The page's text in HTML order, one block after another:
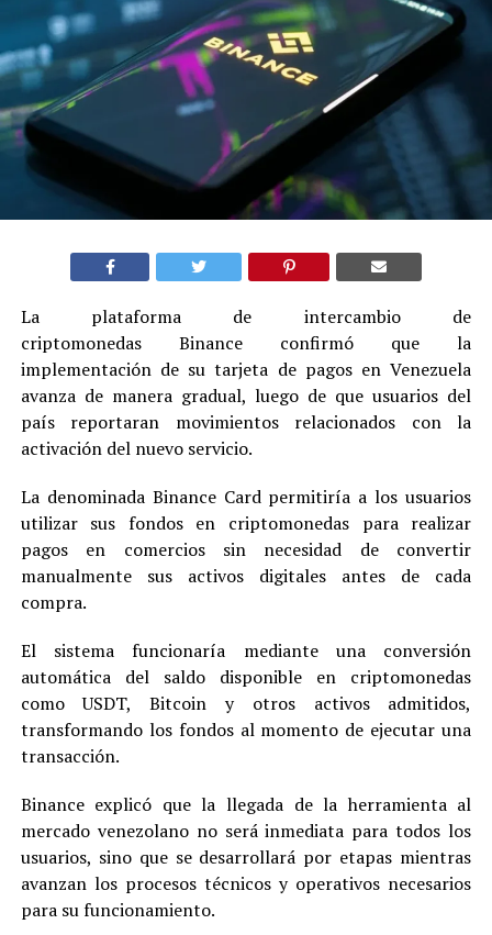
La plataforma de intercambio de
criptomonedas Binance confirmó que la
implementación de su tarjeta de pagos en Venezuela
avanza de manera gradual, luego de que usuarios del
país reportaran movimientos relacionados con la
activación del nuevo servicio.
La denominada Binance Card permitiría a los usuarios
utilizar sus fondos en criptomonedas para realizar
pagos en comercios sin necesidad de convertir
manualmente sus activos digitales antes de cada
compra.
El sistema funcionaría mediante una conversión
automática del saldo disponible en criptomonedas
como USDT, Bitcoin y otros activos admitidos,
transformando los fondos al momento de ejecutar una
transacción.
Binance explicó que la llegada de la herramienta al
mercado venezolano no será inmediata para todos los
usuarios, sino que se desarrollará por etapas mientras
avanzan los procesos técnicos y operativos necesarios
para su funcionamiento.